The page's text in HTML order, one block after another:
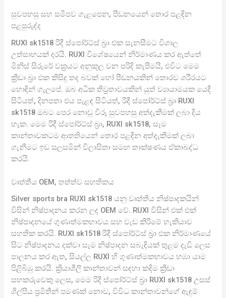
සුවපහසු සහ සමීපව ගැළපෙන, පීඩනයෙන් තොර පළඳින
පළපුරුද්ද
RUXI sk1518 රිදී ස්පෝර්ට්ස් බ්‍රා එක සැනසීමට විශාල
උත්සාහයක් දරයි. RUXI විශේෂයෙන් නිර්මාණය කර ඇත්තේ
මිනිස් සිරුරේ වක්‍රයට අනුකූල වන පරිදි කැපීමයි, එවිට මෙම
ක්‍රීඩා බ්‍රා එක කිසිදු තද බවක් හෝ පීඩනයකින් තොරව ශරීරයට
හොඳින් ගැලපේ. ඔබ අධික තීව්‍රතාවයකින් යුත් ව්‍යායාමයක යෙදී
සිටියත්, දිනපතා එය පැළඳ සිටියත්, රිදී ස්පෝර්ට්ස් බ්‍රා RUXI
sk1518 ඔබට පෙර නොවූ විරූ සුවපහසු අත්දැකීමක් ලබා දිය
හැක. මෙම රිදී ස්පෝර්ට්ස් බ්‍රා, RUXI sk1518, සෑම
කාන්තාවකටම ආතතියෙන් තොර පළඳින අත්දැකීමක් ලබා
ගැනීමට ඉඩ සලසමින් විලාසිතා සමඟ තාක්ෂණය ඒකාබද්ධ
කරයි.
වෘත්තීය OEM, තත්ත්ව සහතිකය
Silver sports bra RUXI sk1518 යනු වෘත්තීය නිෂ්පාදකයින්
විසින් නිෂ්පාදනය කරන ලද OEM වේ. RUXI විසින් එක් එක්
නිෂ්පාදනයේ ගුණාත්මකභාවය සහ වැඩ කිරීමේ හැකියාව
සහතික කරයි. RUXI sk1518 රිදී ස්පෝර්ට්ස් බ්‍රා එක නිර්මාණයේ
සිට නිෂ්පාදනය දක්වා සෑම නිෂ්පාදන සබැඳියක් තුළම දැඩි ලෙස
පාලනය කර ඇත, සියල්ල RUXI හි ගුණාත්මකභාවය හඹා යාම
පිළිබිඹු කරයි. ක්‍රියාශීලී කාන්තාවන් සඳහා කදිම ක්‍රීඩා
සහකරුවෙකු ලෙස, මෙම රිදී ස්පෝර්ට්ස් බ්‍රා RUXI sk1518 උසස්
ශිල්පීය ප්‍රමිතීන් පමණක් නොව, විවිධ කාන්තාවන්ගේ ඇඳුම්